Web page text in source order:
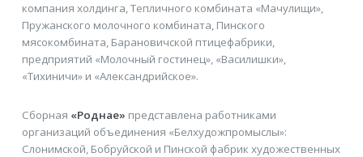
компания холдинга, Тепличного комбината «Мачулищи»,
Пружанского молочного комбината, Пинского
мясокомбината, Барановичской птицефабрики,
предприятий «Молочный гостинец», «Василишки»,
«Тихиничи» и «Александрийское».
Сборная «Роднае» представлена работниками
организаций объединения «Белхудожпромыслы»:
Слонимской, Бобруйской и Пинской фабрик художественных